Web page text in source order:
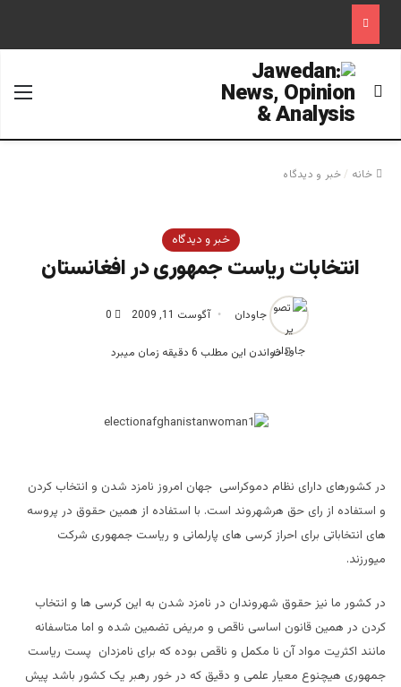
جستجو برای
خانه /خبر و دیدگاه
خبر و دیدگاه
انتخابات ریاست جمهوری در افغانستان
جاودان آگوست 11, 2009 0
خواندن این مطلب 6 دقیقه زمان میبرد
در کشورهای دارای نظام دموکراسی جهان امروز نامزد شدن و انتخاب کردن
و استفاده از رای حق هرشهروند است. با استفاده از همین حقوق در پروسه
های انتخاباتی برای احراز کرسی های پارلمانی و ریاست جمهوری شرکت
میورزند.
در کشور ما نیز حقوق شهروندان در نامزد شدن به این کرسی ها و انتخاب
کردن در همین قانون اساسی ناقص و مریض تضمین شده و اما متاسفانه
مانند اکثریت مواد آن نا مکمل و ناقص بوده که برای نامزدان پست ریاست
جمهوری هیچنوع معیار علمی و دقیق که در خور رهبر یک کشور باشد پیش